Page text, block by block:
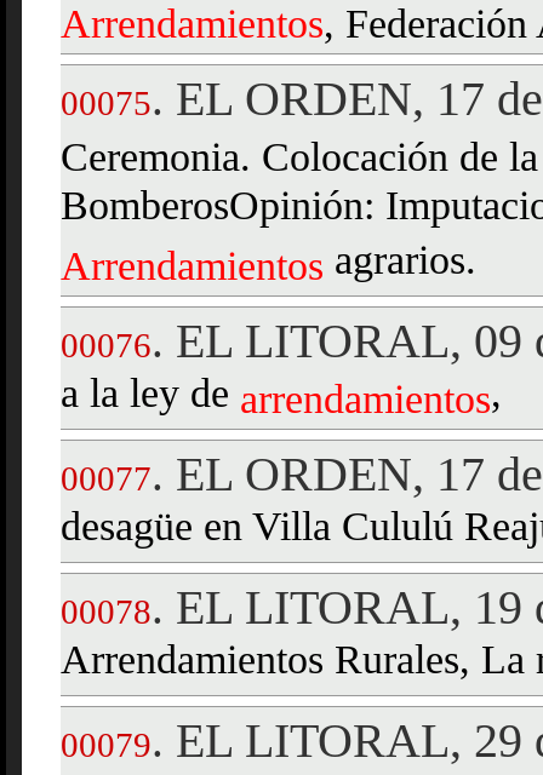
Arrendamientos,
00075. EL ORDEN, 17
Ceremonia. Colocación de
BomberosOpinión:
Arrendamientos agrarios.
00076. EL LITORAL, 09
a la ley de arrendamientos,
00077. EL ORDEN, 17
desagüe en Villa Cululú
00078. EL LITORAL, 19
Arrendamientos Rurales,
00079. EL LITORAL, 29